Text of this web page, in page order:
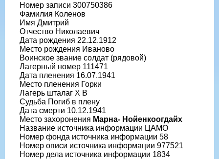
Номер записи 300750386
Фамилия Коленов
Имя Дмитрий
Отчество Николаевич
Дата рождения 22.12.1912
Место рождения Иваново
Воинское звание солдат (рядовой)
Лагерный номер 111471
Дата пленения 16.07.1941
Место пленения Горки
Лагерь шталаг X B
Судьба Погиб в плену
Дата смерти 10.12.1941
Место захоронения Марна- Нойенкоогдайх
Название источника информации ЦАМО
Номер фонда источника информации 58
Номер описи источника информации 977521
Номер дела источника информации 1834